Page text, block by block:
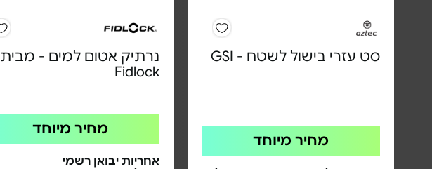
סט עזרי בישול לשטח - GSI
מחיר מיוחד
נרתיק אטום למים - מבית
Fidlock
מחיר מיוחד
אחריות יבואן רשמי